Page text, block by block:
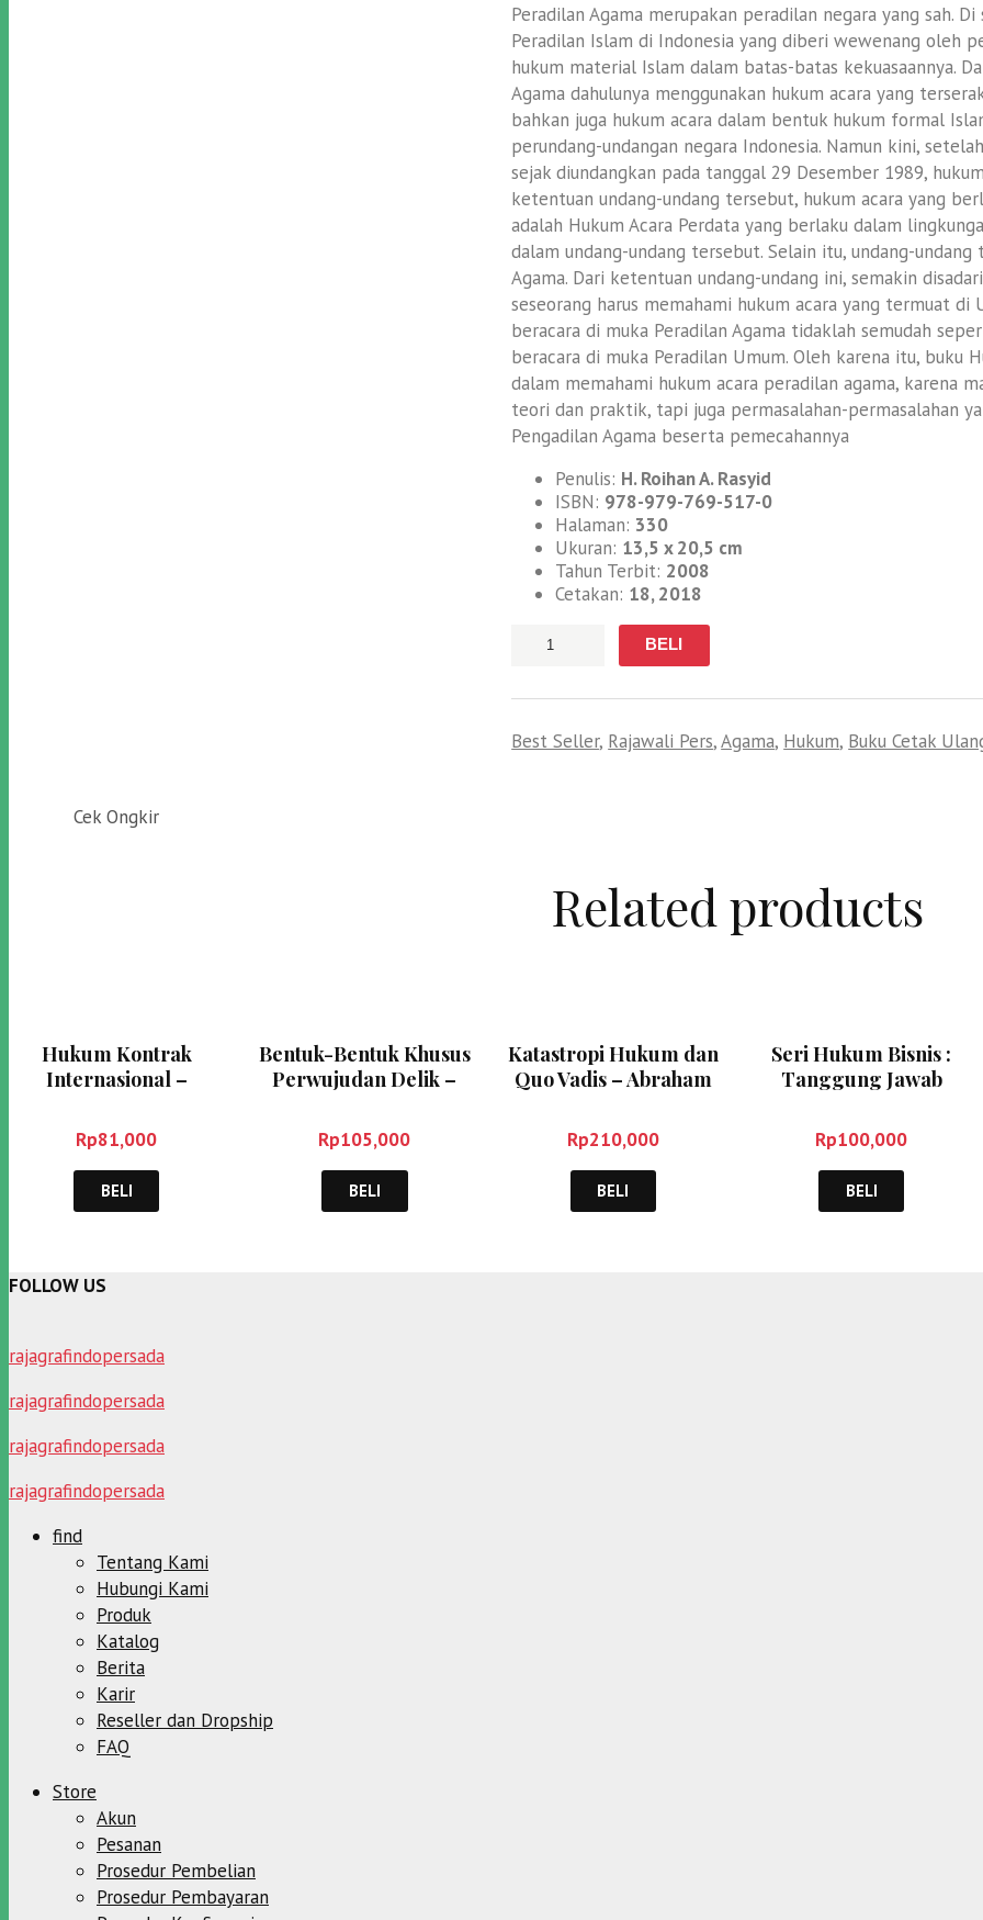
Peradilan Agama merupakan peradilan negara yang sah.
Peradilan Islam di Indonesia yang diberi wewenang oleh
hukum material Islam dalam batas-batas kekuasaannya.
Agama dahulunya menggunakan hukum acara yang
bahkan juga hukum acara dalam bentuk hukum formal
perundang-undangan negara Indonesia. Namun kini,
sejak diundangkan pada tanggal 29 Desember 1989,
ketentuan undang-undang tersebut, hukum acara yang
adalah Hukum Acara Perdata yang berlaku dalam
dalam undang-undang tersebut. Selain itu, undang-
Agama. Dari ketentuan undang-undang ini, semakin
seseorang harus memahami hukum acara yang termuat
beracara di muka Peradilan Agama tidaklah semudah
beracara di muka Peradilan Umum. Oleh karena itu, buku
dalam memahami hukum acara peradilan agama, karena
teori dan praktik, tapi juga permasalahan-permasalahan
Pengadilan Agama beserta pemecahannya
Penulis: H. Roihan A. Rasyid
ISBN: 978-979-769-517-0
Halaman: 330
Ukuran: 13,5 x 20,5 cm
Tahun Terbit: 2008
Cetakan: 18, 2018
Jumlah
BELI
Best Seller, Rajawali Pers,Agama, Hukum, Buku Cetak
Cek Ongkir
Related products
Hukum Kontrak
Internasional –
Rp81,000
BELI
Bentuk-Bentuk Khusus
Perwujudan Delik –
Rp105,000
BELI
Katastropi Hukum dan
Quo Vadis – Abraham
Rp210,000
BELI
Seri Hukum Bisnis :
Tanggung Jawab
Perseroan – Gunawan
Wijaya
Rp100,000
BELI
FOLLOW US
rajagrafindopersada
rajagrafindopersada
rajagrafindopersada
rajagrafindopersada
find
Tentang Kami
Hubungi Kami
Produk
Katalog
Berita
Karir
Reseller dan Dropship
FAQ
Store
Akun
Pesanan
Prosedur Pembelian
Prosedur Pembayaran